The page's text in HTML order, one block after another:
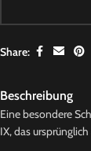
Share:
Beschreibung
Eine besondere
IX, das